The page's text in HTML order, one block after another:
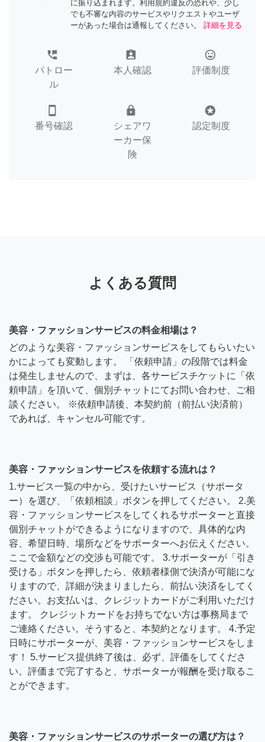
に振り込まれます。利用規約違反の恐れや、少し
でも不審な内容のサービスやリクエストやユーザ
ーがあった場合は通報してください。
詳細を見る
perm_phone_msg
パトロー
ル
assignment_ind
本人確認
tag_faces
評価制度
smartphone
番号確認
lock
シェアワ
ーカー保
険
stars
認定制度
よくある質問
美容・ファッションサービスの料金相場は？
どのような美容・ファッションサービスをしてもらいたい
かによっても変動します。 「依頼申請」の段階では料金
は発生しませんので、まずは、各サービスチケットに「依
頼申請」を頂いて、個別チャットにてお問い合わせ、ご相
談ください。 ※依頼申請後、本契約前（前払い決済前）
であれば、キャンセル可能です。
美容・ファッションサービスを依頼する流れは？
1.サービス一覧の中から、受けたいサービス（サポータ
ー）を選び、「依頼相談」ボタンを押してください。 2.美
容・ファッションサービスをしてくれるサポーターと直接
個別チャットができるようになりますので、具体的な内
容、希望日時、場所などをサポーターへお伝えください。
ここで金額などの交渉も可能です。 3.サポーターが「引き
受ける」ボタンを押したら、依頼者様側で決済が可能にな
りますので、詳細が決まりましたら、前払い決済をしてく
ださい。お支払いは、クレジットカードがご利用いただけ
ます。 クレジットカードをお持ちでない方は事務局まで
ご連絡ください。そうすると、本契約となります。 4.予定
日時にサポーターが、美容・ファッションサービスをしま
す！ 5.サービス提供終了後は、必ず、評価をしてくださ
い。評価まで完了すると、サポーターが報酬を受け取るこ
とができます。
美容・ファッションサービスのサポーターの選び方は？